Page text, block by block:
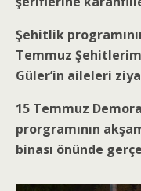
Şehitlik
Temmuz
Güler’in aileleri
15 Temmuz
prorgramının
binası önünde